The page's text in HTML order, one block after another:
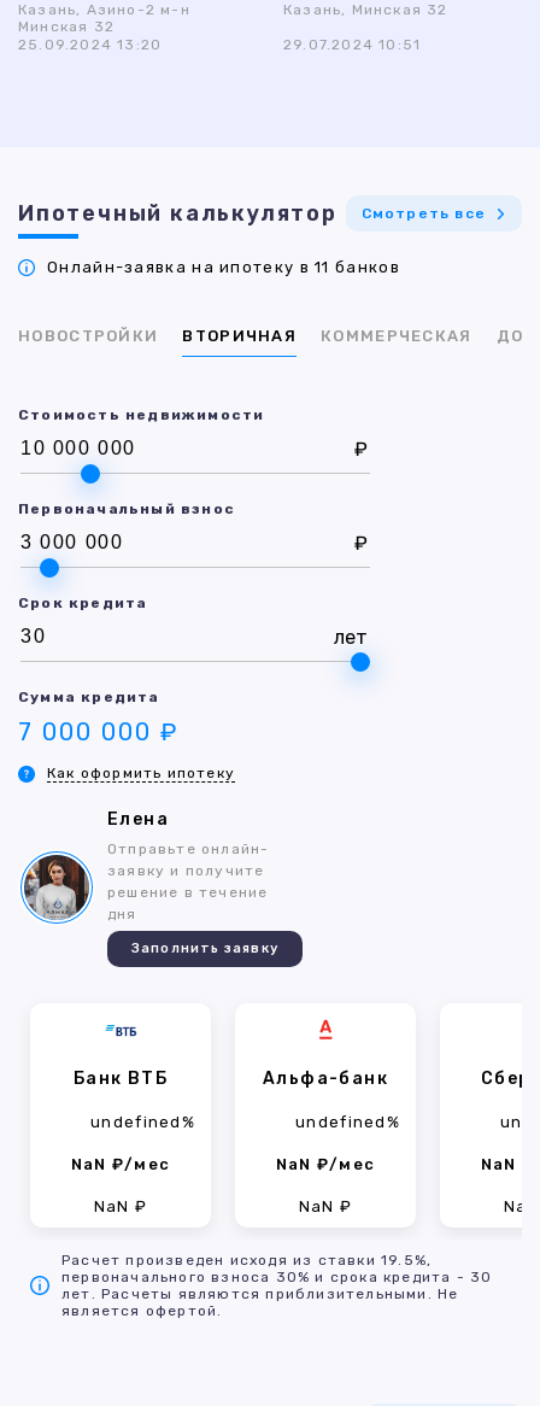
Казань, Азино-2 м-н
Минская 32
25.09.2024 13:20
Казань, Минская 32
29.07.2024 10:51
Ипотечный калькулятор Смотреть все
Онлайн-заявка на ипотеку в 11 банков
НОВОСТРОЙКИ ВТОРИЧНАЯ КОММЕРЧЕСКАЯ ДОМ
Стоимость недвижимости
₽
Первоначальный взнос
₽
Срок кредита
лет
Сумма кредита
7 000 000 ₽
Как оформить ипотеку
Елена
Отправьте онлайн-
заявку и получите
решение в течение
дня
Заполнить заявку
Банк ВТБ
undefined%
NaN ₽/мес
NaN ₽
Альфа-банк
undefined%
NaN ₽/мес
NaN ₽
NaN
Расчет произведен исходя из ставки 19.5%,
первоначального взноса 30% и срока кредита - 30
лет. Расчеты являются приблизительными. Не
является офертой.